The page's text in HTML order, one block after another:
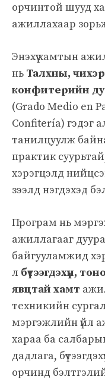
орчинтой шууд
ажиллахаар
Энэхүү хамтын
нь Талхны,
конфитерийн
(Grado Medio en
Confitería) гэдэг
танилцуулж
практик
хэрэгцэлд
зээлд нэгдэхэд
Програм нь
ажиллагааг
байгууламжид
л бүтээгдэхүүн,
явцтай хамт
техникийн
мэргэжлийн үйл
хараа ба
дадлага,
орчинд